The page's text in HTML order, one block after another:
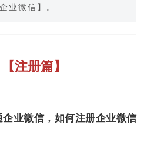
业微信】。
【注册篇】
业微信，如何注册企业微信